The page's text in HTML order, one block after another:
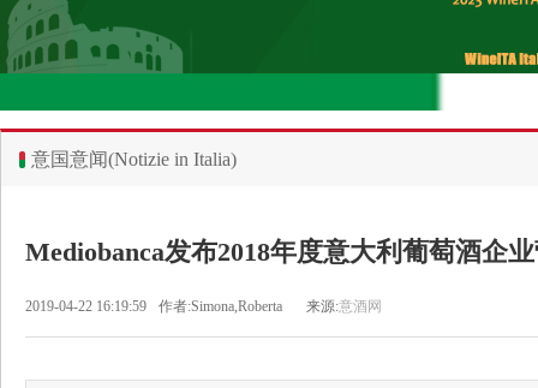
意国意闻(Notizie in Italia)
Mediobanca发布2018年度意大利葡萄酒企
2019-04-22 16:19:59 作者:Simona,Roberta 来源:意酒网